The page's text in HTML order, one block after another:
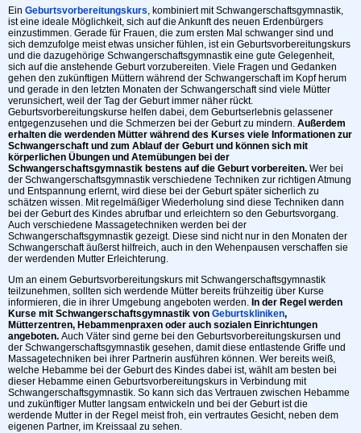
Ein Geburtsvorbereitungskurs, kombiniert mit Schwangerschaftsgymnastik,
ist eine ideale Möglichkeit, sich auf die Ankunft des neuen Erdenbürgers
einzustimmen. Gerade für Frauen, die zum ersten Mal schwanger sind und
sich demzufolge meist etwas unsicher fühlen, ist ein Geburtsvorbereitungskurs
und die dazugehörige Schwangerschaftsgymnastik eine gute Gelegenheit,
sich auf die anstehende Geburt vorzubereiten. Viele Fragen und Gedanken
gehen den zukünftigen Müttern während der Schwangerschaft im Kopf herum
und gerade in den letzten Monaten der Schwangerschaft sind viele Mütter
verunsichert, weil der Tag der Geburt immer näher rückt.
Geburtsvorbereitungskurse helfen dabei, dem Geburtserlebnis gelassener
entgegenzusehen und die Schmerzen bei der Geburt zu mindern. Außerdem
erhalten die werdenden Mütter während des Kurses viele Informationen zur
Schwangerschaft und zum Ablauf der Geburt und können sich mit
körperlichen Übungen und Atemübungen bei der
Schwangerschaftsgymnastik bestens auf die Geburt vorbereiten. Wer bei
der Schwangerschaftsgymnastik verschiedene Techniken zur richtigen Atmung
und Entspannung erlernt, wird diese bei der Geburt später sicherlich zu
schätzen wissen. Mit regelmäßiger Wiederholung sind diese Techniken dann
bei der Geburt des Kindes abrufbar und erleichtern so den Geburtsvorgang.
Auch verschiedene Massagetechniken werden bei der
Schwangerschaftsgymnastik gezeigt. Diese sind nicht nur in den Monaten der
Schwangerschaft äußerst hilfreich, auch in den Wehenpausen verschaffen sie
der werdenden Mutter Erleichterung.
Um an einem Geburtsvorbereitungskurs mit Schwangerschaftsgymnastik
teilzunehmen, sollten sich werdende Mütter bereits frühzeitig über Kurse
informieren, die in ihrer Umgebung angeboten werden. In der Regel werden
Kurse mit Schwangerschaftsgymnastik von Geburtskliniken,
Mütterzentren, Hebammenpraxen oder auch sozialen Einrichtungen
angeboten. Auch Väter sind gerne bei den Geburtsvorbereitungskursen und
der Schwangerschaftsgymnastik gesehen, damit diese entlastende Griffe und
Massagetechniken bei ihrer Partnerin ausführen können. Wer bereits weiß,
welche Hebamme bei der Geburt des Kindes dabei ist, wählt am besten bei
dieser Hebamme einen Geburtsvorbereitungskurs in Verbindung mit
Schwangerschaftsgymnastik. So kann sich das Vertrauen zwischen Hebamme
und zukünftiger Mutter langsam entwickeln und bei der Geburt ist die
werdende Mutter in der Regel meist froh, ein vertrautes Gesicht, neben dem
eigenen Partner, im Kreissaal zu sehen.